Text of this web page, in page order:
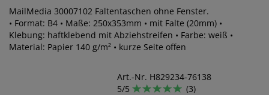
MailMedia 30007102 Faltentaschen ohne Fenster.
• Format: B4 • Maße: 250x353mm • mit Falte (20mm) •
Klebung: haftklebend mit Abziehstreifen • Farbe: weiß •
Material: Papier 140 g/m² • kurze Seite offen
Art.-Nr. H829234-76138
5/5
(3)